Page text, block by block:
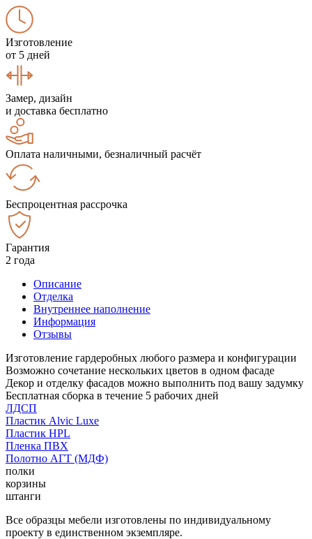
Изготовление
от 5 дней
Замер, дизайн
и доставка бесплатно
Оплата наличными, безналичный расчёт
Беспроцентная рассрочка
Гарантия
2 года
Описание
Отделка
Внутреннее наполнение
Информация
Отзывы
Изготовление гардеробных любого размера и конфигурации
Возможно сочетание нескольких цветов в одном фасаде
Декор и отделку фасадов можно выполнить под вашу задумку
Бесплатная сборка в течение 5 рабочих дней
ЛДСП
Пластик Alvic Luxe
Пластик HPL
Пленка ПВХ
Полотно АГТ (МДФ)
полки
корзины
штанги
Все образцы мебели изготовлены по индивидуальному
проекту в единственном экземпляре.